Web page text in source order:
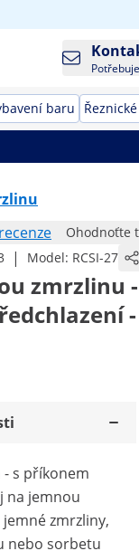
baru
Ohodnoťte
| Model: RCSI-27
zmrzlinu
s příkonem
na jemnou
zmrzliny,
nebo sorbetu